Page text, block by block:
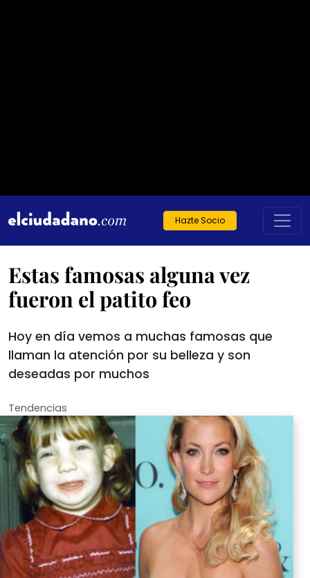
Hazte Socio
Estas famosas alguna vez
fueron el patito feo
Hoy en día vemos a muchas famosas que
llaman la atención por su belleza y son
deseadas por muchos
Tendencias